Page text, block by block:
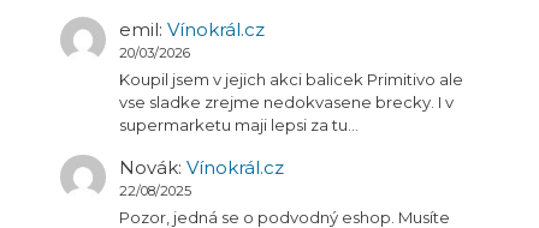
emil: Vínokrál.cz
20/03/2026
Koupil jsem v jejich akci balicek Primitivo ale
vse sladke zrejme nedokvasene brecky. I v
supermarketu maji lepsi za tu…
Novák: Vínokrál.cz
22/08/2025
Pozor, jedná se o podvodný eshop. Musíte